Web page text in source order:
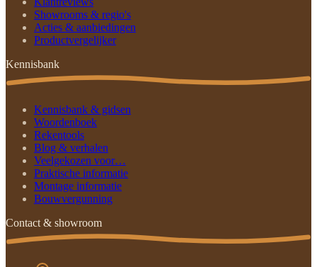
Showrooms & regio's
Acties & aanbiedingen
Productvergelijker
Kennisbank
Kennisbank & gidsen
Woordenboek
Rekentools
Blog & verhalen
Veelgekozen voor…
Praktische informatie
Montage informatie
Bouwvergunning
Contact & showroom